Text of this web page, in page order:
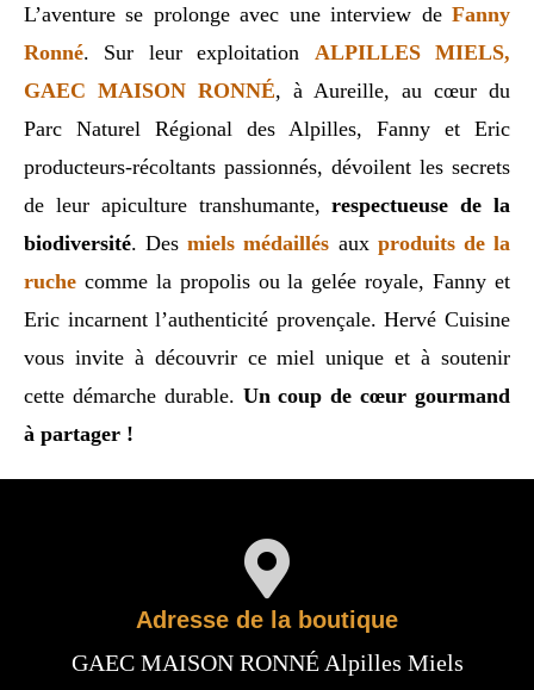
L’aventure se prolonge avec une interview de Fanny
Ronné. Sur leur exploitation ALPILLES MIELS,
GAEC MAISON RONNÉ, à Aureille, au cœur du
Parc Naturel Régional des Alpilles, Fanny et Eric
producteurs-récoltants passionnés, dévoilent les secrets
de leur apiculture transhumante,respectueuse de la
biodiversité. Desmiels médaillés aux produits de la
ruche comme la propolis ou la gelée royale, Fanny et
Eric incarnent l’authenticité provençale. Hervé Cuisine
vous invite à découvrir ce miel unique et à soutenir
cette démarche durable. Un coup de cœur gourmand
à partager !
Adresse de la boutique
GAEC MAISON RONNÉ Alpilles Miels